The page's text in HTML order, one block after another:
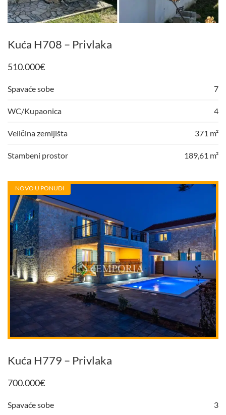
Kuća H708 – Privlaka
510.000€
Spavaće sobe 7
WC/Kupaonica 4
Veličina zemljišta 371 m²
Stambeni prostor 189,61 m²
NOVO U PONUDI
Kuća H779 – Privlaka
700.000€
Spavaće sobe 3